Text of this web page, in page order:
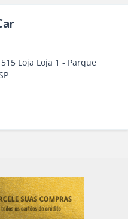
Loja Loja 1 - Parque